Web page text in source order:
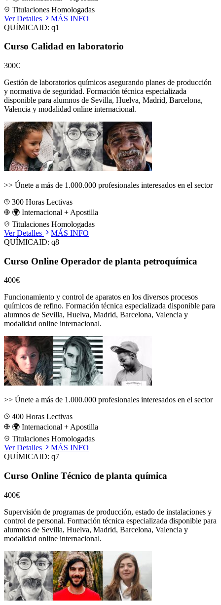
Titulaciones Homologadas
Ver Detalles
MÁS INFO
QUÍMICAID: q1
Curso Calidad en laboratorio
300€
Gestión de laboratorios químicos asegurando planes de producción
y normativa de seguridad. Formación técnica especializada
disponible para alumnos de Sevilla, Huelva, Madrid, Barcelona,
Valencia y modalidad online internacional.
>> Únete a más de 1.000.000 profesionales interesados en el sector
300 Horas Lectivas
🌍 Internacional + Apostilla
Titulaciones Homologadas
Ver Detalles
MÁS INFO
QUÍMICAID: q8
Curso Online Operador de planta petroquímica
400€
Funcionamiento y control de aparatos en los diversos procesos
químicos de refino. Formación técnica especializada disponible para
alumnos de Sevilla, Huelva, Madrid, Barcelona, Valencia y
modalidad online internacional.
>> Únete a más de 1.000.000 profesionales interesados en el sector
400 Horas Lectivas
🌍 Internacional + Apostilla
Titulaciones Homologadas
Ver Detalles
MÁS INFO
QUÍMICAID: q7
Curso Online Técnico de planta química
400€
Supervisión de programas de producción, estado de instalaciones y
control de personal. Formación técnica especializada disponible para
alumnos de Sevilla, Huelva, Madrid, Barcelona, Valencia y
modalidad online internacional.